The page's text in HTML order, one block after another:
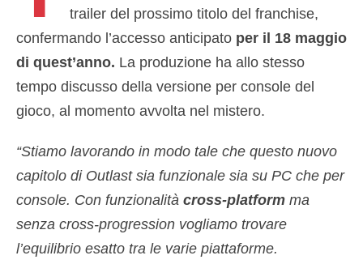
trailer del prossimo titolo del franchise,
confermando l’accesso anticipato per il 18 maggio
di quest’anno. La produzione ha allo stesso
tempo discusso della versione per console del
gioco, al momento avvolta nel mistero.
“Stiamo lavorando in modo tale che questo nuovo
capitolo di Outlast sia funzionale sia su PC che per
console. Con funzionalità cross-platform ma
senza cross-progression vogliamo trovare
l’equilibrio esatto tra le varie piattaforme.